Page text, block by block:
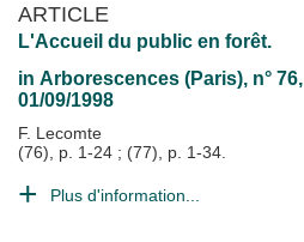
ARTICLE
L'Accueil du public en forêt.
in Arborescences (Paris), n° 76,
01/09/1998
F. Lecomte
(76), p. 1-24 ; (77), p. 1-34.
Plus d'information...